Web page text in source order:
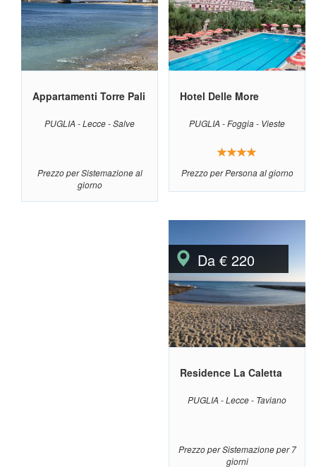
Appartamenti Torre Pali
PUGLIA - Lecce - Salve
Prezzo per Sistemazione al
giorno
Hotel Delle More
PUGLIA - Foggia - Vieste
Prezzo per Persona al giorno
Da € 220
Residence La Caletta
PUGLIA - Lecce - Taviano
Prezzo per Sistemazione per 7
giorni